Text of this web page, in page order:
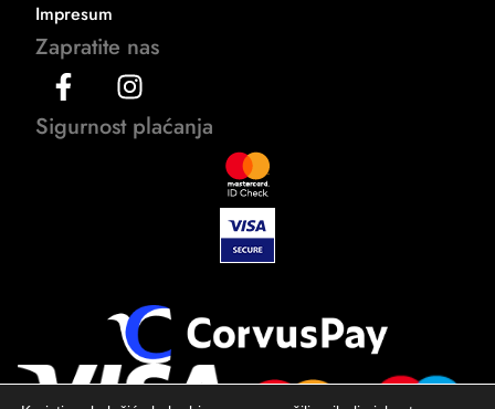
Impresum
Zapratite nas
Sigurnost plaćanja